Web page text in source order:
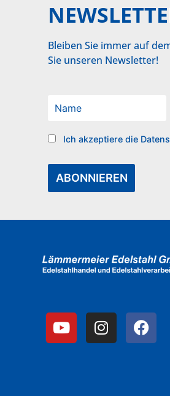
Bleiben Sie immer auf
Sie unseren Newsletter!
Ich akzeptiere die